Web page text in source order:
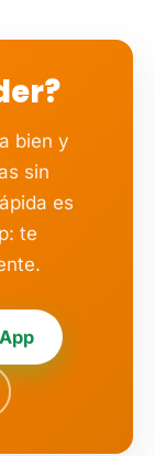
bien y
sin
es
te